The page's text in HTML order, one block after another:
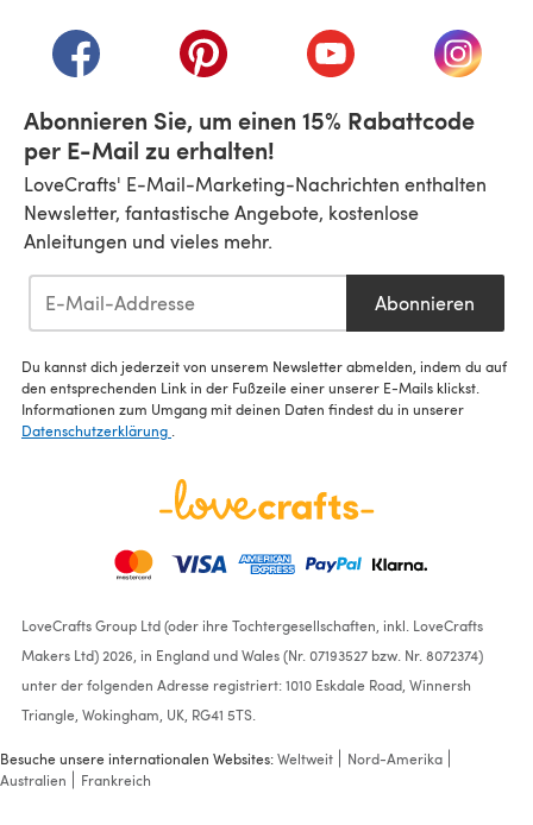
(öffnet sich in einem neuen Tab)
(öffnet sich in einem neuen Tab)
(öffnet sich in einem
(öffnet
Abonnieren Sie, um einen 15% Rabattcode
per E-Mail zu erhalten!
LoveCrafts' E-Mail-Marketing-Nachrichten enthalten
Newsletter, fantastische Angebote, kostenlose
Anleitungen und vieles mehr.
Abonnieren
Du kannst dich jederzeit von unserem Newsletter abmelden, indem du auf
den entsprechenden Link in der Fußzeile einer unserer E-Mails klickst.
Informationen zum Umgang mit deinen Daten findest du in unserer
Datenschutzerklärung
LoveCrafts Group Ltd (oder ihre Tochtergesellschaften, inkl. LoveCrafts
Makers Ltd) 2026, in England und Wales (Nr. 07193527 bzw. Nr. 8072374)
unter der folgenden Adresse registriert: 1010 Eskdale Road, Winnersh
Triangle, Wokingham, UK, RG41 5TS.
Besuche unsere internationalen Websites:Weltweit
Nord-Amerika
Australien
Frankreich